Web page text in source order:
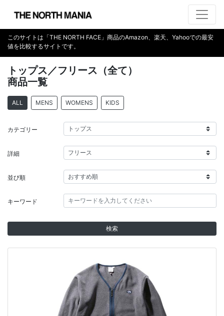
このサイトは「THE NORTH FACE」商品のAmazon、楽天、Yahooでの最安
値を比較するサイトです。
トップス／フリース（全て）
商品一覧
カテゴリー
詳細
並び順
キーワード
検索